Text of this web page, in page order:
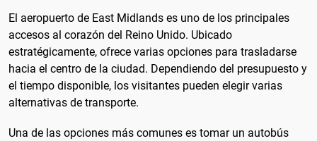
El aeropuerto de East Midlands es uno de los principales
accesos al corazón del Reino Unido. Ubicado
estratégicamente, ofrece varias opciones para trasladarse
hacia el centro de la ciudad. Dependiendo del presupuesto y
el tiempo disponible, los visitantes pueden elegir varias
alternativas de transporte.
Una de las opciones más comunes es tomar un autobús